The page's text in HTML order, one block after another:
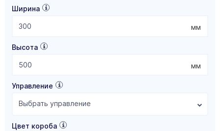
Ширина
мм
Высота
мм
Управление
Выбрать управление
Цвет короба